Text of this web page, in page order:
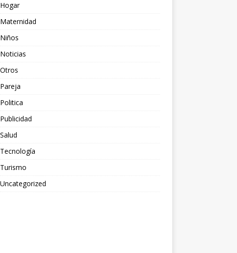
Hogar
Maternidad
Niños
Noticias
Otros
Pareja
Politica
Publicidad
Salud
Tecnología
Turismo
Uncategorized